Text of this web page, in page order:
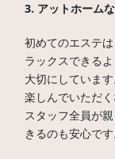
3. アットホーム
初めてのエステ
ラックスできる
大切にしていま
楽しんでいただ
スタッフ全員が
きるのも安心です